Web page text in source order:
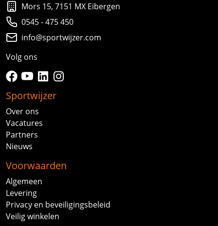
Mors 15, 7151 MX Eibergen
0545 - 475 450
info@sportwijzer.com
Volg ons
facebookyoutubelinkedininstagram
Sportwijzer
Over ons
Vacatures
Partners
Nieuws
Voorwaarden
Algemeen
Levering
Privacy en beveiligingsbeleid
Veilig winkelen